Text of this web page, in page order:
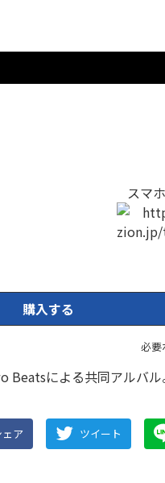
スマ
購入する
必要
による共同アルバル
ェア ツイート